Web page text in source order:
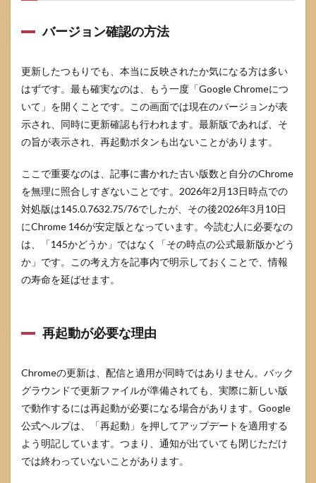
バージョン確認の方法
更新したつもりでも、本当に反映されたか気になる方は多い
はずです。最も確実なのは、もう一度「Google Chromeにつ
いて」を開くことです。この画面では現在のバージョンが表
示され、同時に更新確認も行われます。最新版であれば、そ
の旨が表示され、再起動ボタンも出ないことがあります。
ここで重要なのは、記事に書かれた古い版数と自分のChrome
を無理に照合しすぎないことです。2026年2月13日時点での
対処版は145.0.7632.75/76でしたが、その後2026年3月10日
にChrome 146が安定版となっています。今読む人に必要なの
は、「145かどうか」ではなく「その時点の公式最新版かどう
か」です。この考え方を記事内で明示しておくことで、情報
の寿命を延ばせます。
再起動が必要な理由
Chromeの更新は、配信と適用が同時ではありません。バック
グラウンドで更新ファイルが準備されても、実際に新しい版
で動作するには再起動が必要になる場合があります。Google
公式ヘルプは、「再起動」を押してアップデートを適用する
よう明記しています。つまり、通知が出ていても閉じただけ
では終わっていないことがあります。